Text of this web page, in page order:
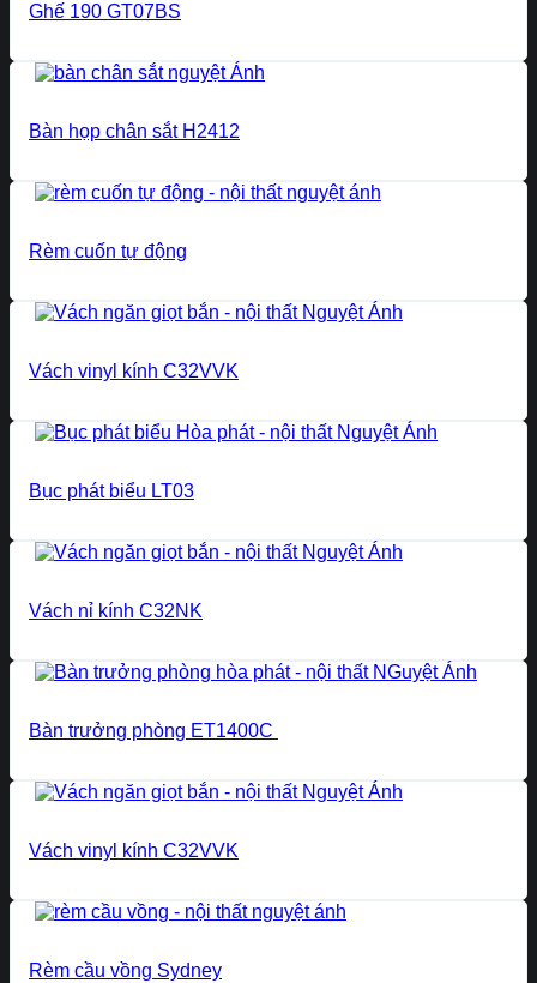
Ghế 190 GT07BS
Bàn họp chân sắt H2412
Rèm cuốn tự động
Vách vinyl kính C32VVK
Bục phát biểu LT03
Vách nỉ kính C32NK
Bàn trưởng phòng ET1400C
Vách vinyl kính C32VVK
Rèm cầu vồng Sydney